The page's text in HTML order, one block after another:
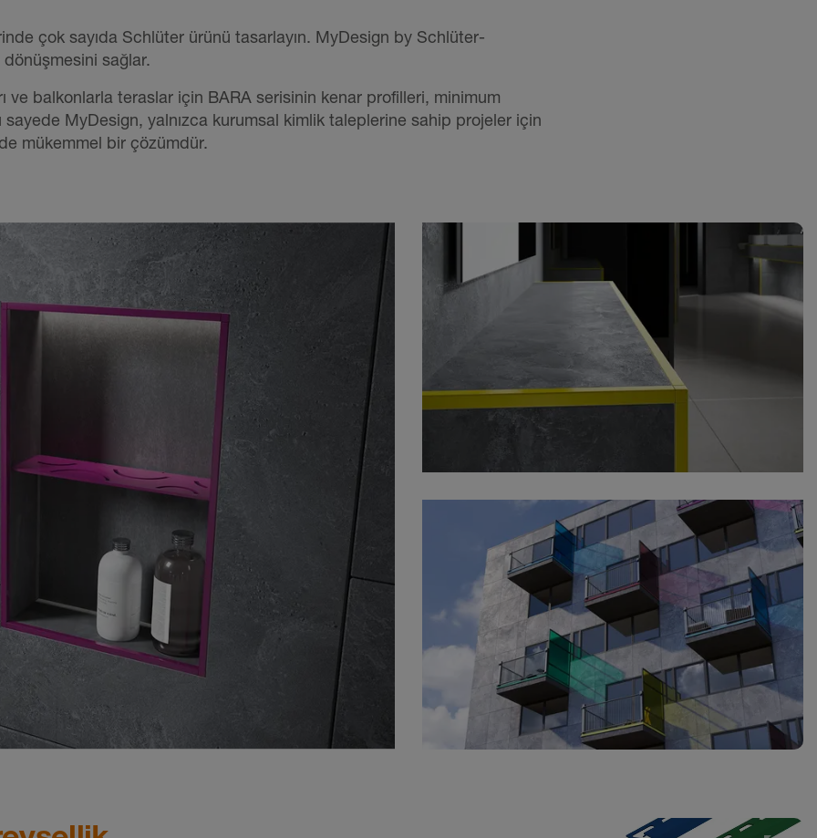
çok sayıda Schlüter ürünü tasarlayın. MyDesign by Schlüter-
sağlar.
balkonlarla teraslar için BARA serisinin kenar profilleri, minimum
sayede MyDesign, yalnızca kurumsal kimlik taleplerine sahip projeler için
mükemmel bir çözümdür.
İster renk uyumu veya kaplama ile bilinçli
bir kontrast: Çok sayıda sevilen profil
RAL renginde bir kaplama ile daha rafine
bir hale bürünüyor.
Çok sayıda BARA profili MyDesign ile